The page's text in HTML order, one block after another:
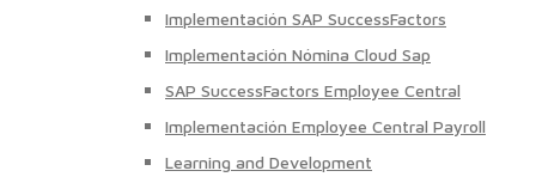
Implementación SAP SuccessFactors
Implementación Nómina Cloud Sap
SAP SuccessFactors Employee Central
Implementación Employee Central Payroll
Learning and Development